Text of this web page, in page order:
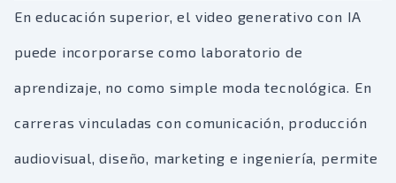
En educación superior, el video generativo con IA
puede incorporarse como laboratorio de
aprendizaje, no como simple moda tecnológica. En
carreras vinculadas con comunicación, producción
audiovisual, diseño, marketing e ingeniería, permite